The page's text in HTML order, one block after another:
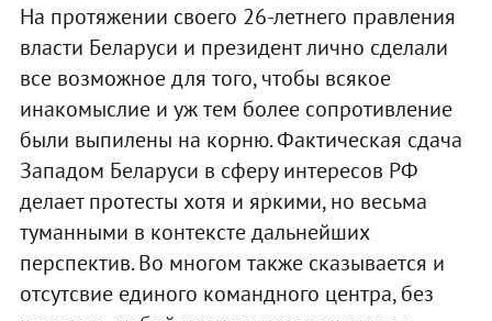
На протяжении своего 26-летнего правления
власти Беларуси и президент лично сделали
все возможное для того, чтобы всякое
инакомыслие и уж тем более сопротивление
были выпилены на корню. Фактическая сдача
Западом Беларуси в сферу интересов РФ
делает протесты хотя и яркими, но весьма
туманными в контексте дальнейших
перспектив. Во многом также сказывается и
отсутсвие единого командного центра, без